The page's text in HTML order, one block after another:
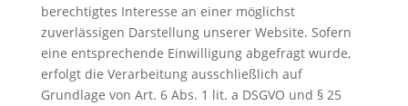
berechtigtes Interesse an einer möglichst
zuverlässigen Darstellung unserer Website. Sofern
eine entsprechende Einwilligung abgefragt wurde,
erfolgt die Verarbeitung ausschließlich auf
Grundlage von Art. 6 Abs. 1 lit. a DSGVO und § 25